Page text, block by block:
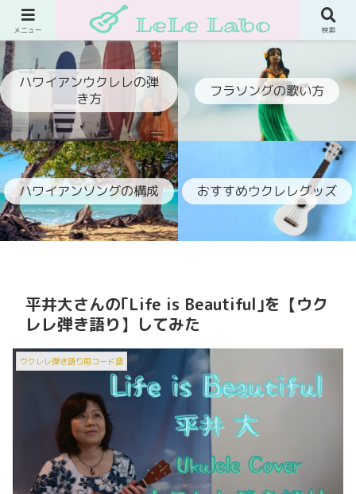
ウクレレでフラ伴奏ができるようになるブログ
ハワイアンウクレレの弾
き方
フラソングの歌い方
ハワイアンソングの構成 おすすめウクレレグッズ
平井大さんの｢Life is Beautiful｣を【ウク
レレ弾き語り】してみた
ウクレレ弾き語り用コード譜
メニュー 検索